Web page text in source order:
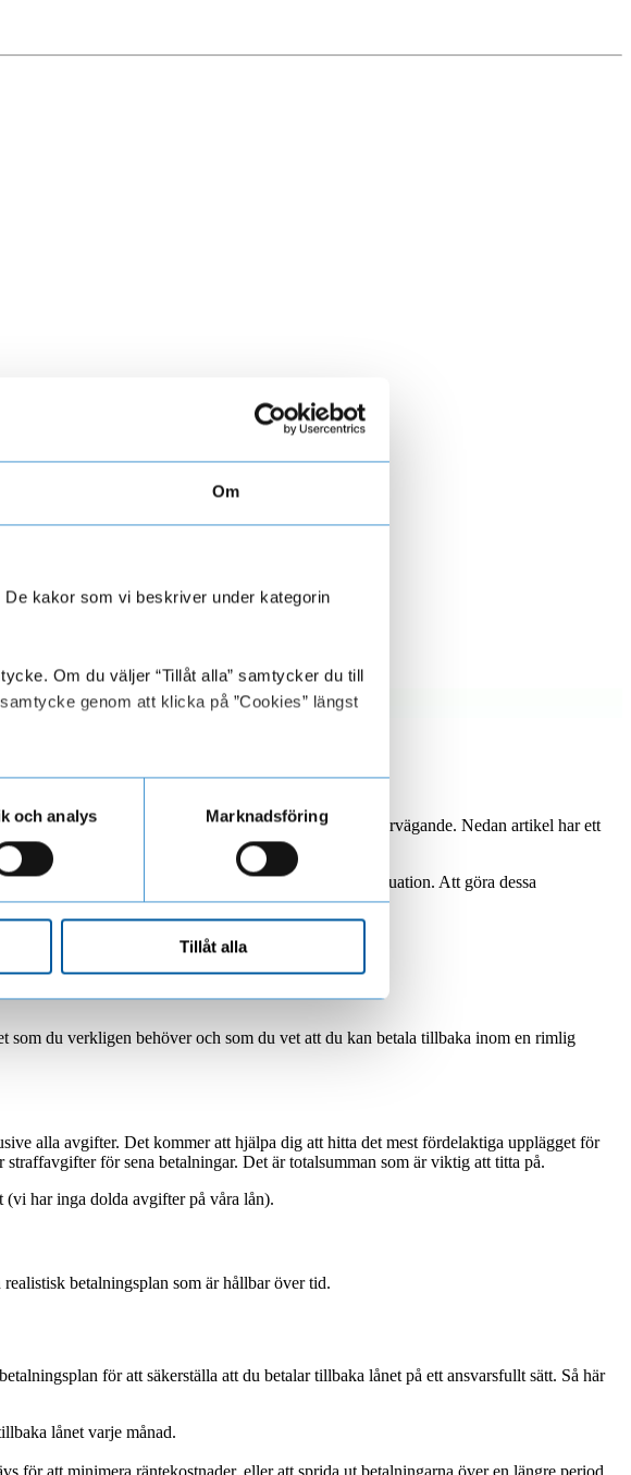
Om
kakor som vi beskriver under kategorin
Om du väljer “Tillåt alla” samtycker du till
genom att klicka på ”Cookies” längst
och analys Marknadsföring
Tillåt alla
som kräver omsorgsfull planering och noggrant övervägande. Nedan artikel har ett
din ekonomiska hälsa och framtida ekonomiska situation. Att göra dessa
du verkligen behöver och som du vet att du kan betala tillbaka inom en rimlig
alla avgifter. Det kommer att hjälpa dig att hitta det mest fördelaktiga upplägget för
för sena betalningar. Det är totalsumman som är viktig att titta på.
har inga dolda avgifter på våra lån).
betalningsplan som är hållbar över tid.
för att säkerställa att du betalar tillbaka lånet på ett ansvarsfullt sätt. Så här
lånet varje månad.
för att minimera räntekostnader, eller att sprida ut betalningarna över en längre period